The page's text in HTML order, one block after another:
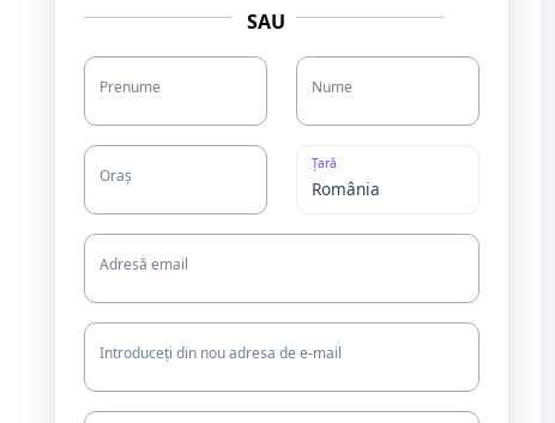
SAU
Prenume Nume
Oraș
Țară
Adresă email
Introduceți din nou adresa de e-mail